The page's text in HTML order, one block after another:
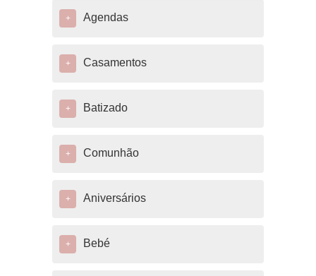
+ Agendas
+ Casamentos
+ Batizado
+ Comunhão
+ Aniversários
+ Bebé